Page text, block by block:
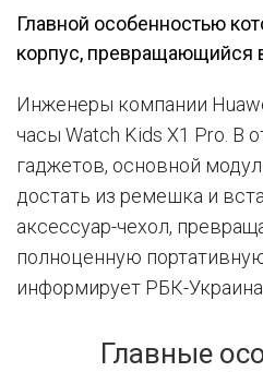
Главной особенностью
корпус, превращающийся
Инженеры компании
часы Watch Kids X1 Pro. В
гаджетов, основной
достать из ремешка и
аксессуар-чехол,
полноценную
информирует РБК-
Главные